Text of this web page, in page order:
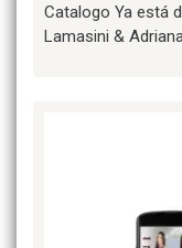
Catalogo Ya está
Lamasini &